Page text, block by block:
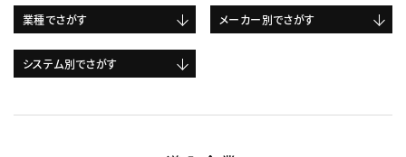
業種でさがす メーカー別でさがす
システム別でさがす